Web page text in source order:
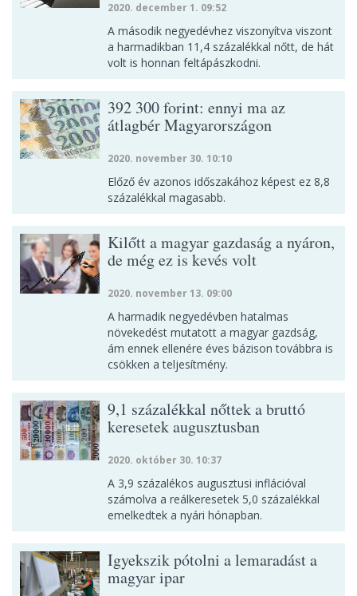
2020. december 1. 09:52
A második negyedévhez viszonyítva viszont
a harmadikban 11,4 százalékkal nőtt, de hát
volt is honnan feltápászkodni.
392 300 forint: ennyi ma az
átlagbér Magyarországon
2020. november 30. 10:10
Előző év azonos időszakához képest ez 8,8
százalékkal magasabb.
Kilőtt a magyar gazdaság a nyáron,
de még ez is kevés volt
2020. november 13. 09:00
A harmadik negyedévben hatalmas
növekedést mutatott a magyar gazdság,
ám ennek ellenére éves bázison továbbra is
csökken a teljesítmény.
9,1 százalékkal nőttek a bruttó
keresetek augusztusban
2020. október 30. 10:37
A 3,9 százalékos augusztusi inflációval
számolva a reálkeresetek 5,0 százalékkal
emelkedtek a nyári hónapban.
Igyekszik pótolni a lemaradást a
magyar ipar